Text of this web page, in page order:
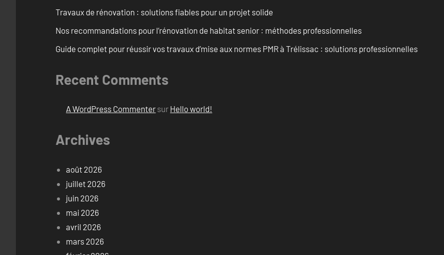
Travaux de rénovation : solutions fiables pour un projet solide
Nos recommandations pour l’rénovation de habitat senior : méthodes professionnelles
Guide complet pour réussir vos travaux d’mise aux normes PMR à Trélissac : solutions professionnelles
Recent Comments
A WordPress Commenter sur Hello world!
Archives
août 2026
juillet 2026
juin 2026
mai 2026
avril 2026
mars 2026